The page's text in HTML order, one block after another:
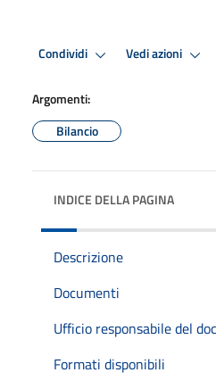
Condividi Vedi azioni
Argomenti:
Bilancio
INDICE DELLA PAGINA
Descrizione
Documenti
Ufficio responsabile del
Formati disponibili